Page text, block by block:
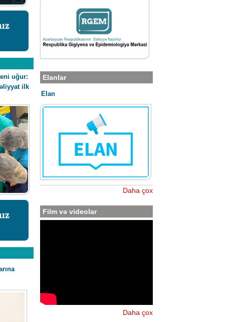
uğur:
ilk
Elanlar
Elan
Daha çox
Film və videolar
Daha çox